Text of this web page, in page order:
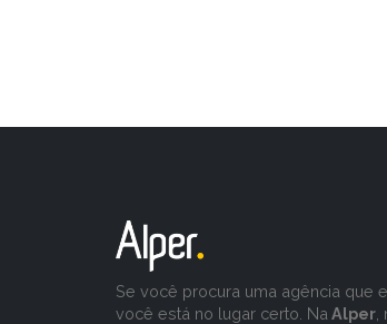
Se você procura uma agência que
você está no lugar certo. Na Alper